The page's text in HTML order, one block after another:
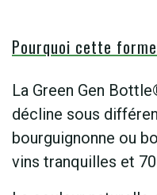
Pourquoi cette
La Green Gen
décline sous
bourguignonne ou
vins tranquilles et